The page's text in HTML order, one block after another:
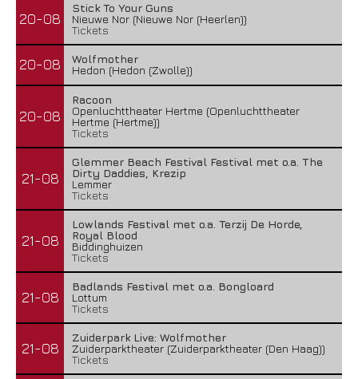
20-08
Stick To Your Guns
Nieuwe Nor (Nieuwe Nor (Heerlen))
Tickets
20-08
Wolfmother
Hedon (Hedon (Zwolle))
20-08
Racoon
Openluchttheater Hertme (Openluchttheater
Hertme (Hertme))
Tickets
21-08
Glemmer Beach Festival Festival met o.a. The
Dirty Daddies, Krezip
Lemmer
Tickets
21-08
Lowlands Festival met o.a. Terzij De Horde,
Royal Blood
Biddinghuizen
Tickets
21-08
Badlands Festival met o.a. Bongloard
Lottum
Tickets
21-08
Zuiderpark Live: Wolfmother
Zuiderparktheater (Zuiderparktheater (Den Haag))
Tickets